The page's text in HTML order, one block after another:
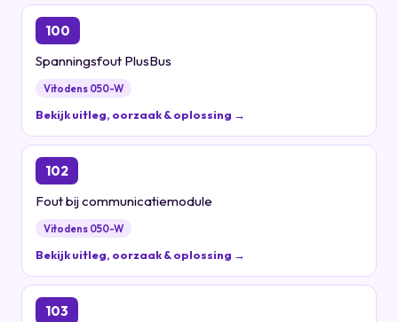
100
Spanningsfout PlusBus
Vitodens 050-W
Bekijk uitleg, oorzaak & oplossing →
102
Fout bij communicatiemodule
Vitodens 050-W
Bekijk uitleg, oorzaak & oplossing →
103